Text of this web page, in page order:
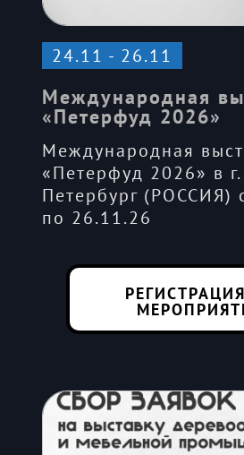
24.11 - 26.11
Международная
«Петерфуд 2026»
Международная
«Петерфуд 2026» в г.
Петербург (РОССИЯ)
по 26.11.26